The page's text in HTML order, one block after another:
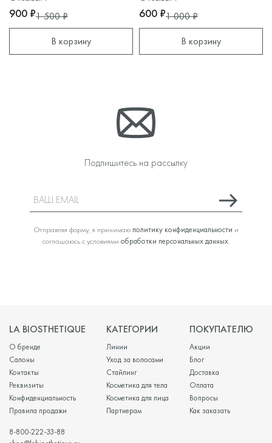
900 ₽1 500 ₽
В корзину
600 ₽1 000 ₽
В корзину
Подпишитесь на рассылку
Отправляя форму, я принимаю политику конфиденциальности и
соглашаюсь с условиями обработки персональных данных.
LA BIOSTHETIQUE
О бренде
Салоны
Контакты
Реквизиты
Конфиденциальность
Правила продажи
КАТЕГОРИИ
Линии
Уход за волосами
Стайлинг
Косметика для тела
Косметика для лица
Партнерам
ПОКУПАТЕЛЮ
Акции
Блог
Доставка
Оплата
Вопросы
Как заказать
8-800-222-33-88